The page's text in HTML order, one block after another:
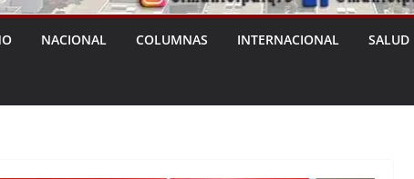
NACIONAL COLUMNAS INTERNACIONAL SALUD